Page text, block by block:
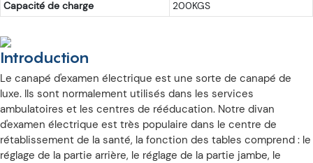
Capacité de charge
200KGS
Introduction
Le canapé d'examen électrique est une sorte de canapé de
luxe. Ils sont normalement utilisés dans les services
ambulatoires et les centres de rééducation. Notre divan
d'examen électrique est très populaire dans le centre de
rétablissement de la santé, la fonction des tables comprend : le
réglage de la partie arrière, le réglage de la partie jambe, le